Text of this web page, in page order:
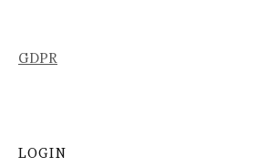
GDPR
LOGIN